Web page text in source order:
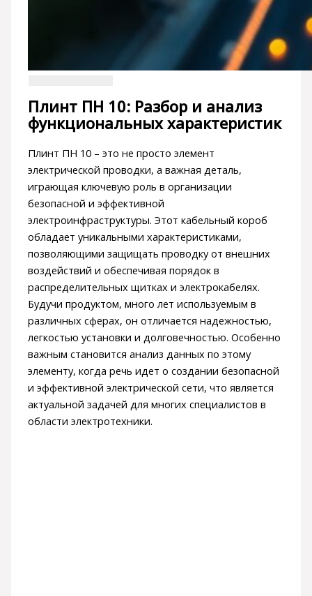
Плинт ПН 10: Разбор и анализ
функциональных характеристик
Плинт ПН 10 – это не просто элемент
электрической проводки, а важная деталь,
играющая ключевую роль в организации
безопасной и эффективной
электроинфраструктуры. Этот кабельный короб
обладает уникальными характеристиками,
позволяющими защищать проводку от внешних
воздействий и обеспечивая порядок в
распределительных щитках и электрокабелях.
Будучи продуктом, много лет используемым в
различных сферах, он отличается надежностью,
легкостью установки и долговечностью. Особенно
важным становится анализ данных по этому
элементу, когда речь идет о создании безопасной
и эффективной электрической сети, что является
актуальной задачей для многих специалистов в
области электротехники.